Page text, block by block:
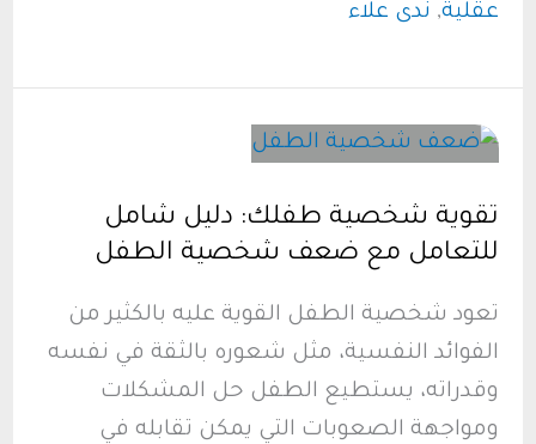
فعالة
والمعلمين
والمربين
عقلية, ندى علاء
تقوية شخصية طفلك: دليل شامل
للتعامل مع ضعف شخصية الطفل
تعود شخصية الطفل القوية عليه بالكثير من
الفوائد النفسية، مثل شعوره بالثقة في نفسه
وقدراته، يستطيع الطفل حل المشكلات
ومواجهة الصعوبات التي يمكن تقابله في